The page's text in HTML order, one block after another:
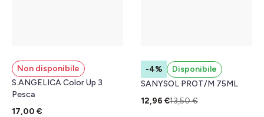
Non disponibile
S.ANGELICA Color Up 3
Pesca
17,00 €
-4%
Disponibile
SANYSOL PROT/M 75ML
12,96 €13,50 €